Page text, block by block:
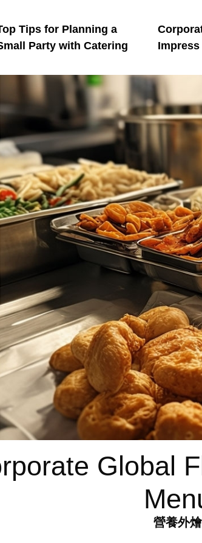
Tips for Planning a
Party with Catering
Global
營養外燴